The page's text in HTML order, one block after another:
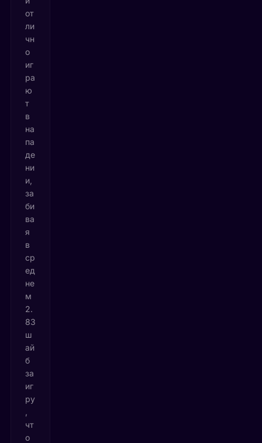
от
ли
чн
о
иг
ра
ю
т
в
на
па
де
ни
и,
за
би
ва
я
в
ср
ед
не
м
2.
83
ш
ай
б
за
иг
ру
чт
о